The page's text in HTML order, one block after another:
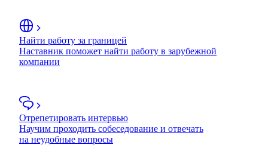
Найти работу за границей
Наставник поможет найти работу в зарубежной
компании
Отрепетировать интервью
Научим проходить собеседование и отвечать
на неудобные вопросы